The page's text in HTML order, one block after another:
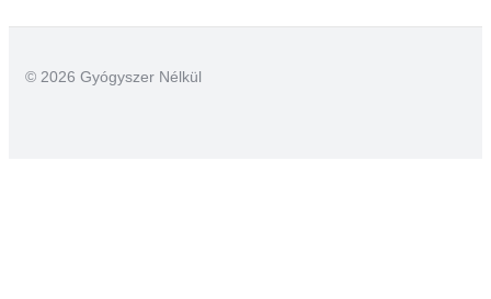
© 2026 Gyógyszer Nélkül